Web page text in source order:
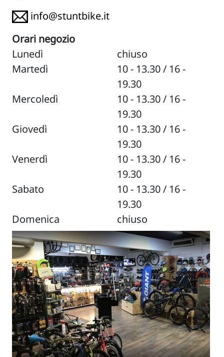
info@stuntbike.it
Orari negozio
Lunedì
chiuso
Martedì
10 - 13.30 / 16 -
19.30
Mercoledì
10 - 13.30 / 16 -
19.30
Giovedì
10 - 13.30 / 16 -
19.30
Venerdì
10 - 13.30 / 16 -
19.30
Sabato
10 - 13.30 / 16 -
19.30
Domenica
chiuso